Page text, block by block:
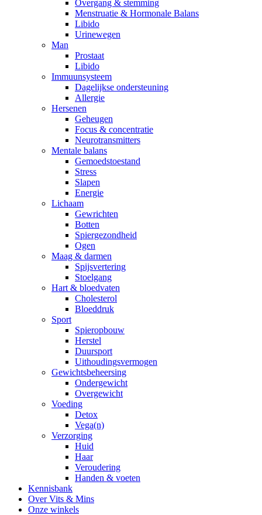
Overgang & stemming
Menstruatie & Hormonale Balans
Libido
Urinewegen
Man
Prostaat
Libido
Immuunsysteem
Dagelijkse ondersteuning
Allergie
Hersenen
Geheugen
Focus & concentratie
Neurotransmitters
Mentale balans
Gemoedstoestand
Stress
Slapen
Energie
Lichaam
Gewrichten
Botten
Spiergezondheid
Ogen
Maag & darmen
Spijsvertering
Stoelgang
Hart & bloedvaten
Cholesterol
Bloeddruk
Sport
Spieropbouw
Herstel
Duursport
Uithoudingsvermogen
Gewichtsbeheersing
Ondergewicht
Overgewicht
Voeding
Detox
Vega(n)
Verzorging
Huid
Haar
Veroudering
Handen & voeten
Kennisbank
Over Vits & Mins
Onze winkels